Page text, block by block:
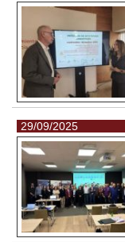
29/09/2025